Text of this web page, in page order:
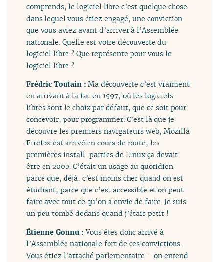
comprends, le logiciel libre c’est quelque chose
dans lequel vous étiez engagé, une conviction
que vous aviez avant d’arriver à l’Assemblée
nationale. Quelle est votre découverte du
logiciel libre ? Que représente pour vous le
logiciel libre ?
Frédric Toutain :Ma découverte c’est vraiment
en arrivant à la fac en 1997, où les logiciels
libres sont le choix par défaut, que ce soit pour
concevoir, pour programmer. C’est là que je
découvre les premiers navigateurs web, Mozilla
Firefox est arrivé en cours de route, les
premières install-parties de Linux ça devait
être en 2000. C’était un usage au quotidien
parce que, déjà, c’est moins cher quand on est
étudiant, parce que c’est accessible et on peut
faire avec tout ce qu’on a envie de faire. Je suis
un peu tombé dedans quand j’étais petit !
Étienne Gonnu :Vous êtes donc arrivé à
l’Assemblée nationale fort de ces convictions.
Vous étiez l’attaché parlementaire – on entend